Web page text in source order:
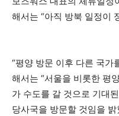
해서는 “아직 방북 일정이
“평양 방문 이후 다른 국가
해서는 “서울을 비롯한 평
가 수도를 갈 것으로 기대
당사국을 방문할 것임을 밝